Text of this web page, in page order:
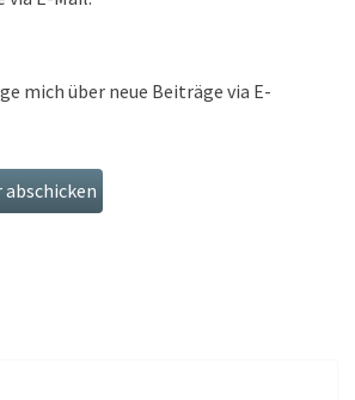
mich über neue Beiträge via E-